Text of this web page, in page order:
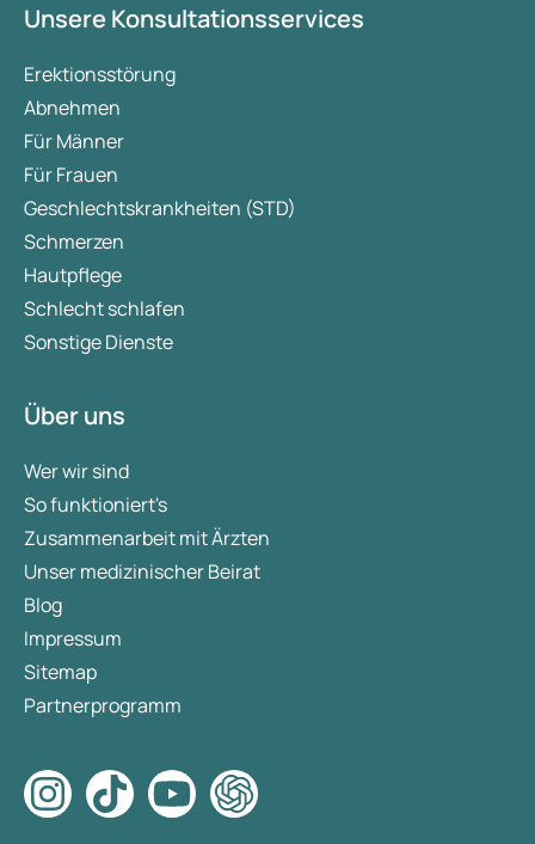
Unsere Konsultationsservices
Erektionsstörung
Abnehmen
Für Männer
Für Frauen
Geschlechtskrankheiten (STD)
Schmerzen
Hautpflege
Schlecht schlafen
Sonstige Dienste
Über uns
Wer wir sind
So funktioniert's
Zusammenarbeit mit Ärzten
Unser medizinischer Beirat
Blog
Impressum
Sitemap
Partnerprogramm